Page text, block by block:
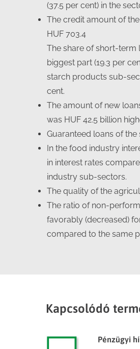
(37.5 per cent) in the
The credit amount of
HUF 703.4
The share of short-term
biggest part (19.3 per
starch products sub-
cent.
The amount of new
was HUF 42.5 billion
Guaranteed loans of
In the food industry
in interest rates
industry sub-sectors.
The quality of the
The ratio of non-
favorably (decreased)
compared to the same
Kapcsolódó
Pénzügyi